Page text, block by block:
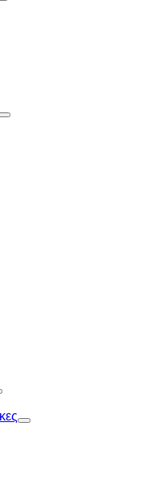
Toggle
Toggle
Toggle